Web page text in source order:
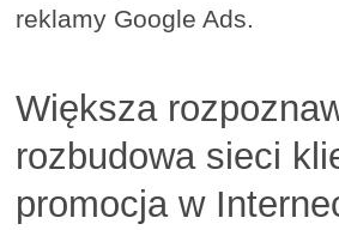
reklamy Google Ads.
Większa
rozbudowa sieci
promocja w